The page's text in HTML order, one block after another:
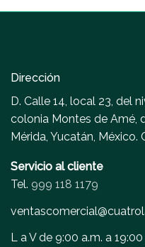
Dirección
D. Calle 14, local 23, del
colonia Montes de Amé,
Mérida, Yucatán, México.
Servicio al cliente
Tel. 999 118 1179
L a V de 9:00 a.m. a